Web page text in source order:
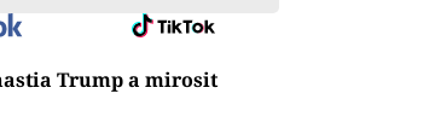
Trump a mirosit